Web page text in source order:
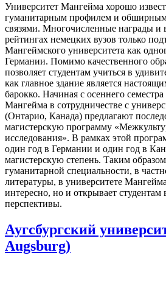
Университет Мангейма хорошо
гуманитарным профилем и
связями. Многочисленные награды и
рейтингах немецких вузов только
Мангеймского университета как
Германии. Помимо качественного
позволяет студентам учиться в
как главное здание является
барокко. Начиная с осеннего
Мангейма в сотрудничестве с
(Онтарио, Канада) предлагают
магистерскую программу
исследования». В рамках этой
один год в Германии и один год в
магистерскую степень. Таким
гуманитарной специальности, в
литературы, в университете
интересно, но и открывает
перспективы.
Аугсбургский
Augsburg)